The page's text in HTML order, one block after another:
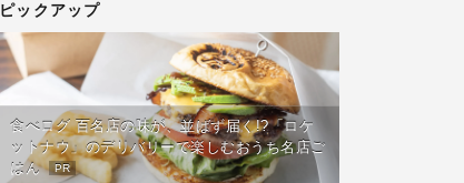
ピックアップ
食べログ 百名店の味が、並ばず届く!?「ロケ
ットナウ」のデリバリーで楽しむおうち名店ご
はん
PR